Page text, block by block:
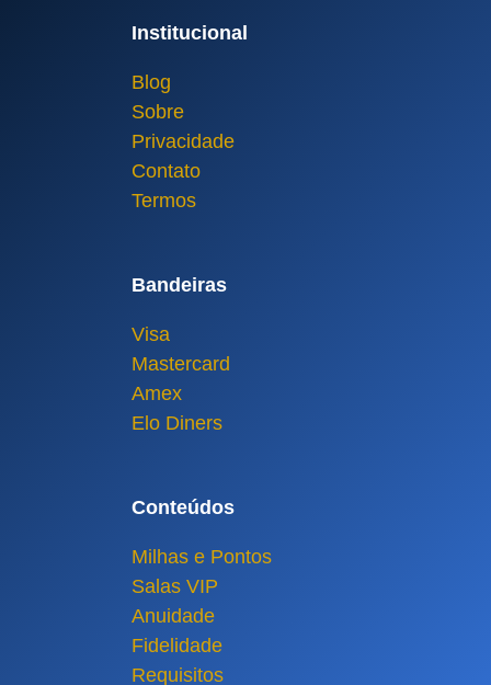
Institucional
Blog
Sobre
Privacidade
Contato
Termos
Bandeiras
Visa
Mastercard
Amex
Elo Diners
Conteúdos
Milhas e Pontos
Salas VIP
Anuidade
Fidelidade
Requisitos